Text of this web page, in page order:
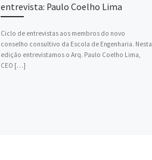
entrevista: Paulo Coelho Lima
Ciclo de entrevistas aos membros do novo
conselho consultivo da Escola de Engenharia. Nesta
edição entrevistamos o Arq. Paulo Coelho Lima,
CEO […]